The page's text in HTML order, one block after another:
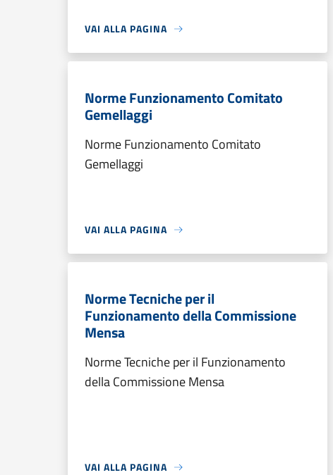
VAI ALLA PAGINA
Norme Funzionamento Comitato
Gemellaggi
Norme Funzionamento Comitato
Gemellaggi
VAI ALLA PAGINA
Norme Tecniche per il
Funzionamento della Commissione
Mensa
Norme Tecniche per il Funzionamento
della Commissione Mensa
VAI ALLA PAGINA